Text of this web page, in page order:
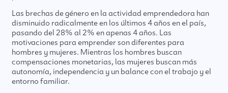
Las brechas de género en la actividad emprendedora han
disminuido radicalmente en los últimos 4 años en el país,
pasando del 28% al 2% en apenas 4 años. Las
motivaciones para emprender son diferentes para
hombres y mujeres. Mientras los hombres buscan
compensaciones monetarias, las mujeres buscan más
autonomía, independencia y un balance con el trabajo y el
entorno familiar.